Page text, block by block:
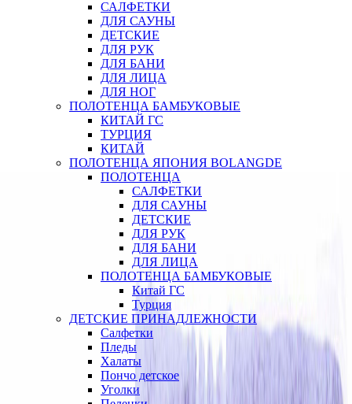
САЛФЕТКИ
ДЛЯ САУНЫ
ДЕТСКИЕ
ДЛЯ РУК
ДЛЯ БАНИ
ДЛЯ ЛИЦА
ДЛЯ НОГ
ПОЛОТЕНЦА БАМБУКОВЫЕ
КИТАЙ ГС
ТУРЦИЯ
КИТАЙ
ПОЛОТЕНЦА ЯПОНИЯ BOLANGDE
ПОЛОТЕНЦА
САЛФЕТКИ
ДЛЯ САУНЫ
ДЕТСКИЕ
ДЛЯ РУК
ДЛЯ БАНИ
ДЛЯ ЛИЦА
ПОЛОТЕНЦА БАМБУКОВЫЕ
Китай ГС
Турция
ДЕТСКИЕ ПРИНАДЛЕЖНОСТИ
Салфетки
Пледы
Халаты
Пончо детское
Уголки